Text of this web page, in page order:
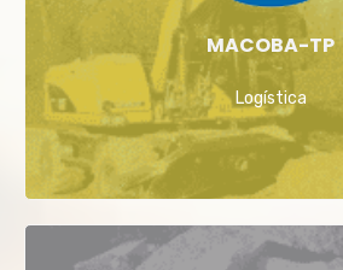
MACOBA-TP
Logística